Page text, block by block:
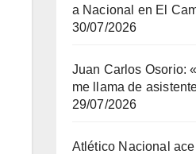
a Nacional en El
30/07/2026
Juan Carlos Osorio:
me llama de
29/07/2026
Atlético Nacional